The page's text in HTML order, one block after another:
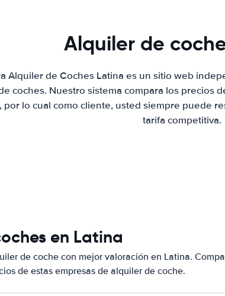
Alquiler de
Alquiler de Coches Latina es un sitio web
coches. Nuestro sistema compara los precios
por lo cual como cliente, usted siempre puede
tarifa competitiva.
en Latina
de coche con mejor valoración en Latina.
de estas empresas de alquiler de coche.